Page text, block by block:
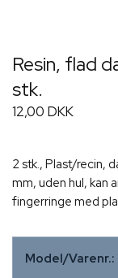
Resin, flad
stk.
12,00 DKK
2 stk., Plast/recin,
mm, uden hul, kan
fingerringe med
Model/Varenr.: